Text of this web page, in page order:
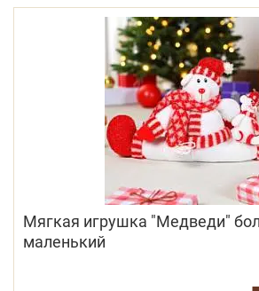
Мягкая игрушка "Медведи"
маленький